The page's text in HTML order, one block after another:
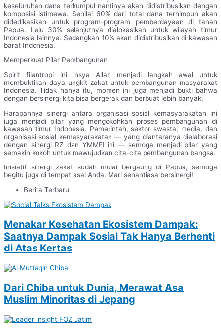
keseluruhan dana terkumpul nantinya akan didistribusikan dengan
komposisi istimewa. Senilai 60% dari total dana terhimpun akan
didedikasikan untuk program-program pemberdayaan di tanah
Papua. Lalu 30% selanjutnya dialokasikan untuk wilayah timur
Indonesia lainnya. Sedangkan 10% akan didistribusikan di kawasan
barat Indonesia.
Memperkuat Pilar Pembangunan
Spirit filantropi ini insya Allah menjadi langkah awal untuk
membuktikan daya ungkit zakat untuk pembangunan masyarakat
Indonesia. Tidak hanya itu, momen ini juga menjadi bukti bahwa
dengan bersinergi kita bisa bergerak dan berbuat lebih banyak.
Harapannya sinergi antara organisasi sosial kemasyarakatan ini
juga menjadi pilar yang mengokohkan proses pembangunan di
kawasan timur Indonesia. Pemerintah, sektor swasta, media, dan
organisasi sosial kemasyarakatan — yang diantaranya dielaborasi
dengan sinergi RZ dan YMMFI ini — semoga menjadi pilar yang
semakin kokoh untuk mewujudkan cita-cita pembangunan bangsa.
Inisiatif sinergi zakat sudah mulai bergaung di Papua, semoga
begitu juga di tempat asal Anda. Mari senantiasa bersinergi!
Berita Terbaru
Menakar Kesehatan Ekosistem Dampak:
Saatnya Dampak Sosial Tak Hanya Berhenti
di Atas Kertas
Dari Chiba untuk Dunia, Merawat Asa
Muslim Minoritas di Jepang